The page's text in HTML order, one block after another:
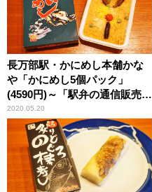
長万部駅・かにめし本舗かな
や「かにめし5個パック」
(4590円)～「駅弁の通信販売」
を楽しもう！ 我が家で旅気分
(vol.5かなや編)
2020.05.20